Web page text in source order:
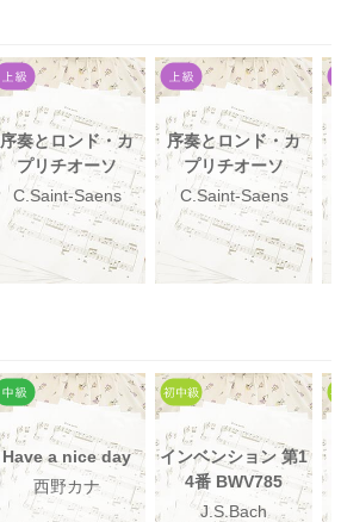
序奏とロンド・カ
プリチオーソ
C.Saint-Saens
序奏とロンド・カ
プリチオーソ
C.Saint-Saens
Have a nice day
西野カナ
インベンション 第1
4番 BWV785
J.S.Bach